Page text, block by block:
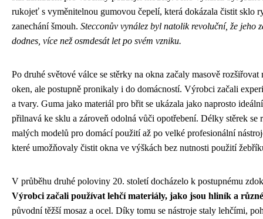
rukojeť s vyměnitelnou gumovou čepelí, která dokázala čistit sklo
zanechání šmouh. Stecconův vynález byl natolik revoluční, že jeho
dodnes, více než osmdesát let po svém vzniku.
Po druhé světové válce se stěrky na okna začaly masově
oken, ale postupně pronikaly i do domácností. Výrobci začali
a tvary. Guma jako materiál pro břit se ukázala jako naprosto
přilnavá ke sklu a zároveň odolná vůči opotřebení. Délky stěrek
malých modelů pro domácí použití až po velké profesionální
které umožňovaly čistit okna ve výškách bez nutnosti použití
V průběhu druhé poloviny 20. století docházelo k postupnému
Výrobci začali používat lehčí materiály, jako jsou hliník a
původní těžší mosaz a ocel. Díky tomu se nástroje staly lehčími,